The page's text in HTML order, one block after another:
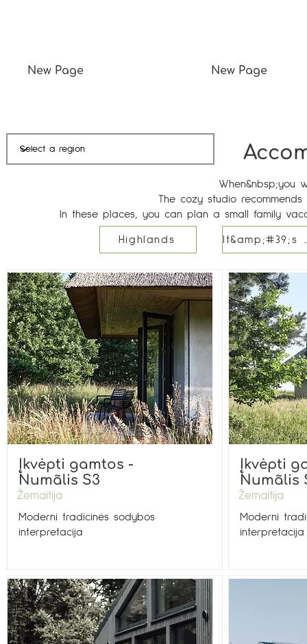
New Page New Page
When&nbsp;you
The cozy studio recommends
In these places, you can plan a small family
Highlands
Įkvėpti gamtos -
Numãlis S3
Žemaitija
Moderni tradicinės sodybos
interpretacija
Įkvėpti
Numãlis
Žemaitija
Moderni
interpretacija